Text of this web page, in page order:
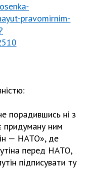
pravomirnim-
порадившись ні з
придуману ним
— НАТО», де
перед НАТО,
підписувати ту